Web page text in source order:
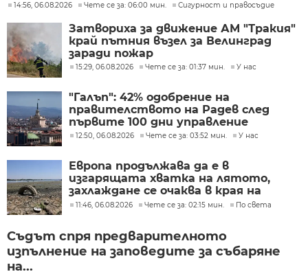
14:56, 06.08.2026 Чете се за: 06:00 мин. Сигурност и правосъдие
Затвориха за движение АМ "Тракия"
край пътния възел за Велинград
заради пожар
15:29, 06.08.2026 Чете се за: 01:37 мин. У нас
"Галъп": 42% одобрение на
правителството на Радев след
първите 100 дни управление
12:50, 06.08.2026 Чете се за: 03:52 мин. У нас
Европа продължава да е в
изгарящата хватка на лятото,
захлаждане се очаква в края на
седмицата
11:46, 06.08.2026 Чете се за: 02:15 мин. По света
Съдът спря предварителното
изпълнение на заповедите за събаряне
на...